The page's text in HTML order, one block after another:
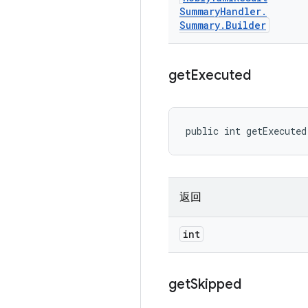
SummaryHandler.
Summary. Builder
getExecuted
public int
返回
int
getSkipped